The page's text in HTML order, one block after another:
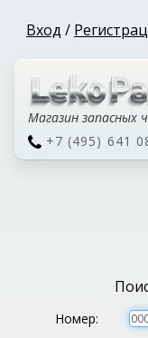
Вход /
Магазин запасных
+7 (495) 641
Номер: